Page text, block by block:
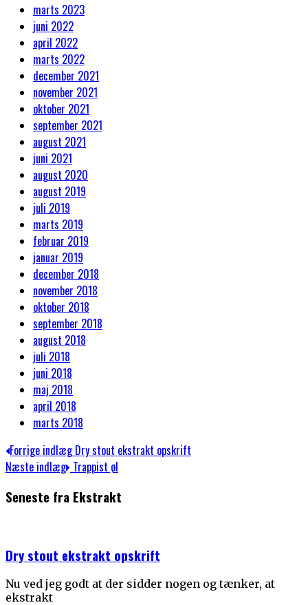
marts 2023
juni 2022
april 2022
marts 2022
december 2021
november 2021
oktober 2021
september 2021
august 2021
juni 2021
august 2020
august 2019
juli 2019
marts 2019
februar 2019
januar 2019
december 2018
november 2018
oktober 2018
september 2018
august 2018
juli 2018
juni 2018
maj 2018
april 2018
marts 2018
Indlægsnavigation
Forrige indlæg Previous
post:
Dry stout ekstrakt opskrift
Næste indlæg Next
post:
Trappist øl
Seneste fra Ekstrakt
Dry stout ekstrakt opskrift
Nu ved jeg godt at der sidder nogen og tænker, at
ekstrakt